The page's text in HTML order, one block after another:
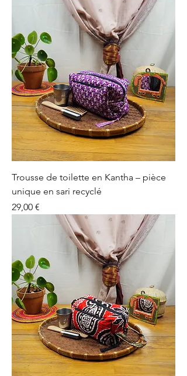
Trousse de toilette en Kantha – pièce
unique en sari recyclé
Prix
29,00 €